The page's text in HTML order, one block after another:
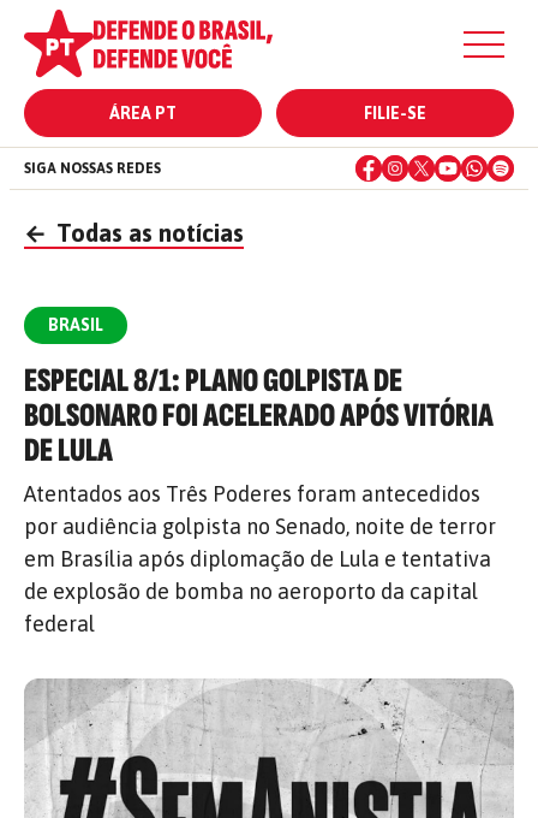
ÁREA PT FILIE-SE
SIGA NOSSAS REDES
← Todas as notícias
BRASIL
ESPECIAL 8/1: PLANO GOLPISTA DE
BOLSONARO FOI ACELERADO APÓS VITÓRIA
DE LULA
Atentados aos Três Poderes foram antecedidos
por audiência golpista no Senado, noite de terror
em Brasília após diplomação de Lula e tentativa
de explosão de bomba no aeroporto da capital
federal